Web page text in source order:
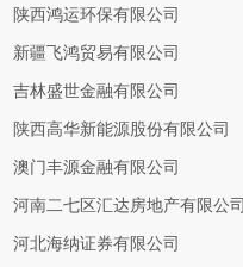
陕西鸿运环保有限公司
新疆飞鸿贸易有限公司
吉林盛世金融有限公司
陕西高华新能源股份有限公司
澳门丰源金融有限公司
河南二七区汇达房地产有限公司
河北海纳证券有限公司